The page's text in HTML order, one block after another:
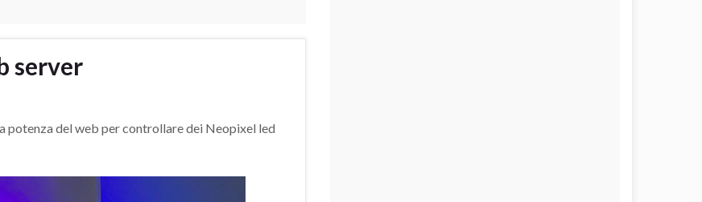
server
potenza del web per controllare dei Neopixel led